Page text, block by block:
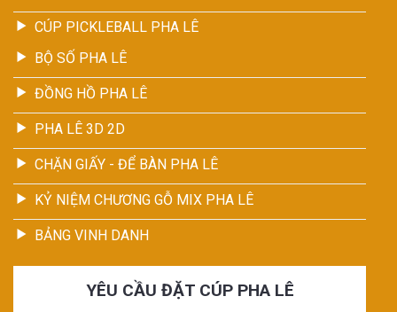
CÚP PICKLEBALL PHA LÊ
BỘ SỐ PHA LÊ
ĐỒNG HỒ PHA LÊ
PHA LÊ 3D 2D
CHẶN GIẤY - ĐỂ BÀN PHA LÊ
KỶ NIỆM CHƯƠNG GỖ MIX PHA LÊ
BẢNG VINH DANH
YÊU CẦU ĐẶT CÚP PHA LÊ